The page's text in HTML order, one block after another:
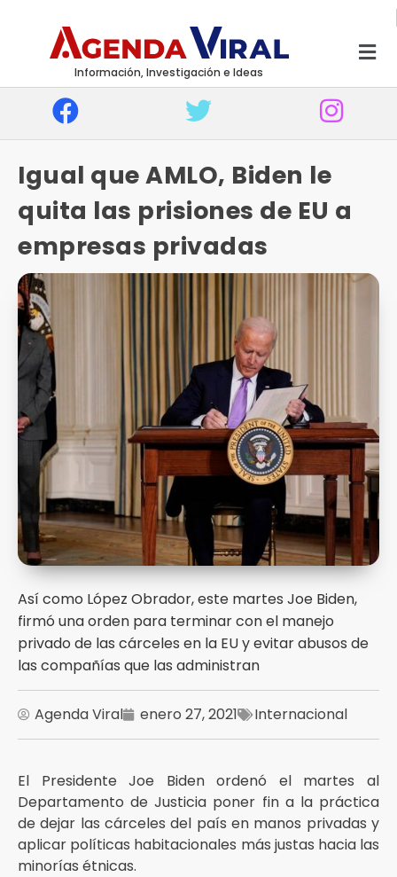
Información, Investigación e Ideas
Igual que AMLO, Biden le
quita las prisiones de EU a
empresas privadas
Así como López Obrador, este martes Joe Biden,
firmó una orden para terminar con el manejo
privado de las cárceles en la EU y evitar abusos de
las compañías que las administran
Agenda Viral enero 27, 2021 Internacional
El Presidente Joe Biden ordenó el martes al
Departamento de Justicia poner fin a la práctica
de dejar las cárceles del país en manos privadas y
aplicar políticas habitacionales más justas hacia las
minorías étnicas.